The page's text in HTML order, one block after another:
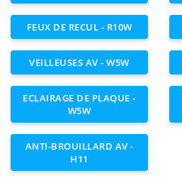
FEUX DE RECUL - R10W
VEILLEUSES AV - W5W
ECLAIRAGE DE PLAQUE -
W5W
ANTI-BROUILLARD AV -
H11